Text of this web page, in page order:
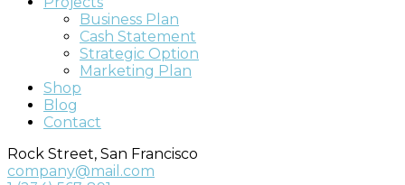
Business Plan
Cash Statement
Strategic Option
Marketing Plan
Shop
Blog
Contact
Rock Street, San Francisco
company@mail.com